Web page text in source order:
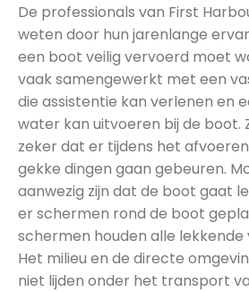
De professionals van First
weten door hun jarenlange
een boot veilig vervoerd moet
vaak samengewerkt met een
die assistentie kan verlenen en
water kan uitvoeren bij de boot.
zeker dat er tijdens het
gekke dingen gaan gebeuren.
aanwezig zijn dat de boot gaat
er schermen rond de boot
schermen houden alle
Het milieu en de directe
niet lijden onder het transport